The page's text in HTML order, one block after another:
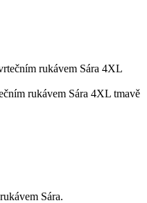
rukávem Sára 4XL tmavě
Sára.